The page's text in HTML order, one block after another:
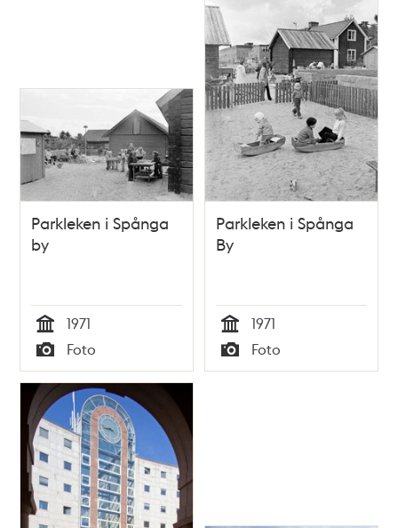
Parkleken i Spånga
by
Tid
1971
Typ
Foto
Parkleken i Spånga
By
Tid
1971
Typ
Foto